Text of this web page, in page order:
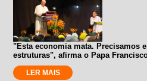
"Esta economia mata. Precisamos
estruturas", afirma o Papa
LER MAIS